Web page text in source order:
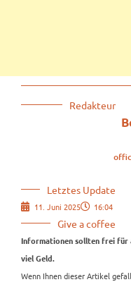
Redakteur
Letztes Update
11. Juni 2025 16:04
Give a coffee
Informationen sollten frei für
viel Geld.
Wenn Ihnen dieser Artikel